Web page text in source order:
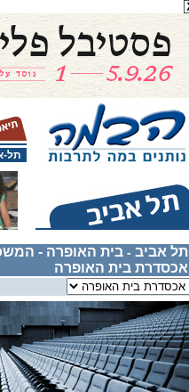
תל-
תל אביב - בית האופרה -
אכסדרת בית האופרה